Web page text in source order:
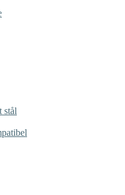
stål